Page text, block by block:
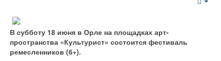
В субботу 18 июня в Орле на площадках арт-
пространства «Культурист» состоится фестиваль
ремесленников (6+).